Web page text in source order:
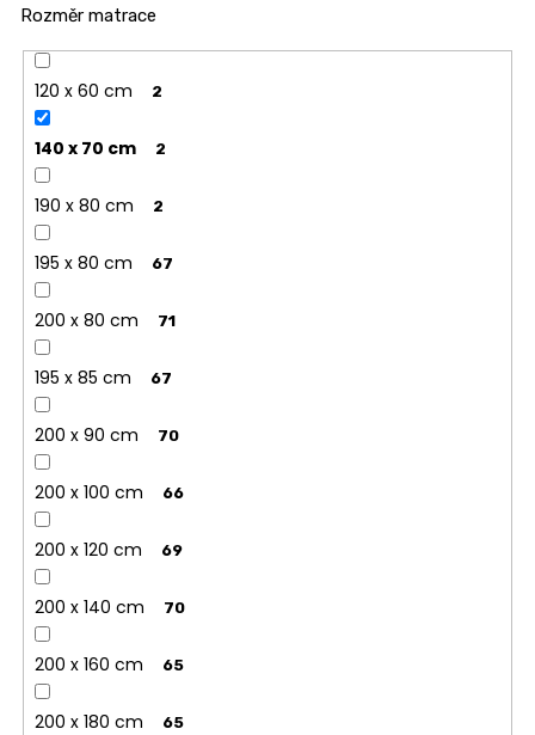
Rozměr matrace
120 x 60 cm 2
140 x 70 cm 2
190 x 80 cm 2
195 x 80 cm 67
200 x 80 cm 71
195 x 85 cm 67
200 x 90 cm 70
200 x 100 cm 66
200 x 120 cm 69
200 x 140 cm 70
200 x 160 cm 65
200 x 180 cm 65